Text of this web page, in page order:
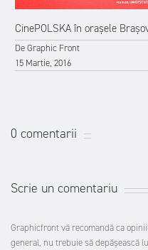
CinePOLSKA în orașele
DeGraphic Front
15 Martie, 2016
0 comentarii
Scrie un comentariu
Graphicfront vă recomandă ca
general, nu trebuie să depăşească